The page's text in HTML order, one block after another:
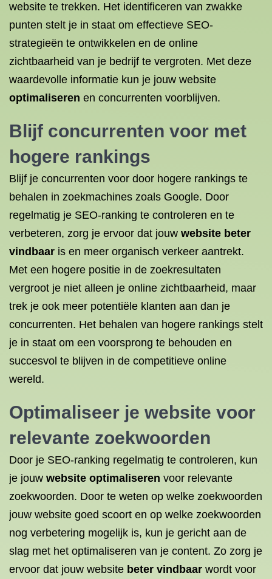
website te trekken. Het identificeren van zwakke
punten stelt je in staat om effectieve SEO-
strategieën te ontwikkelen en de online
zichtbaarheid van je bedrijf te vergroten. Met deze
waardevolle informatie kun je jouw website
optimaliseren en concurrenten voorblijven.
Blijf concurrenten voor met
hogere rankings
Blijf je concurrenten voor door hogere rankings te
behalen in zoekmachines zoals Google. Door
regelmatig je SEO-ranking te controleren en te
verbeteren, zorg je ervoor dat jouw website beter
vindbaar is en meer organisch verkeer aantrekt.
Met een hogere positie in de zoekresultaten
vergroot je niet alleen je online zichtbaarheid, maar
trek je ook meer potentiële klanten aan dan je
concurrenten. Het behalen van hogere rankings stelt
je in staat om een voorsprong te behouden en
succesvol te blijven in de competitieve online
wereld.
Optimaliseer je website voor
relevante zoekwoorden
Door je SEO-ranking regelmatig te controleren, kun
je jouw website optimaliseren voor relevante
zoekwoorden. Door te weten op welke zoekwoorden
jouw website goed scoort en op welke zoekwoorden
nog verbetering mogelijk is, kun je gericht aan de
slag met het optimaliseren van je content. Zo zorg je
ervoor dat jouw website beter vindbaar wordt voor